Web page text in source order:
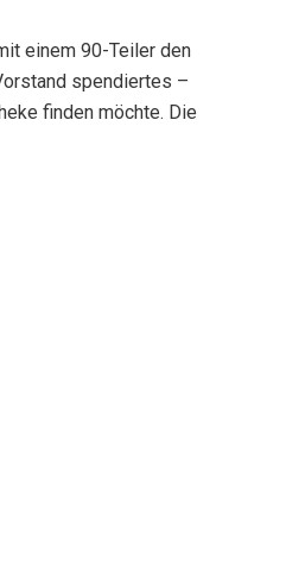
einem 90-Teiler den
spendiertes –
finden möchte. Die